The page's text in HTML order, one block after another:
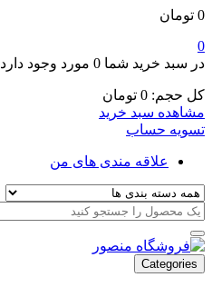
0 تومان
0
در سبد خرید شما 0 مورد وجود دارد
کل حجم: 0 تومان
مشاهده سبد خرید
تسویه حساب
علاقه مندی های من
Categories